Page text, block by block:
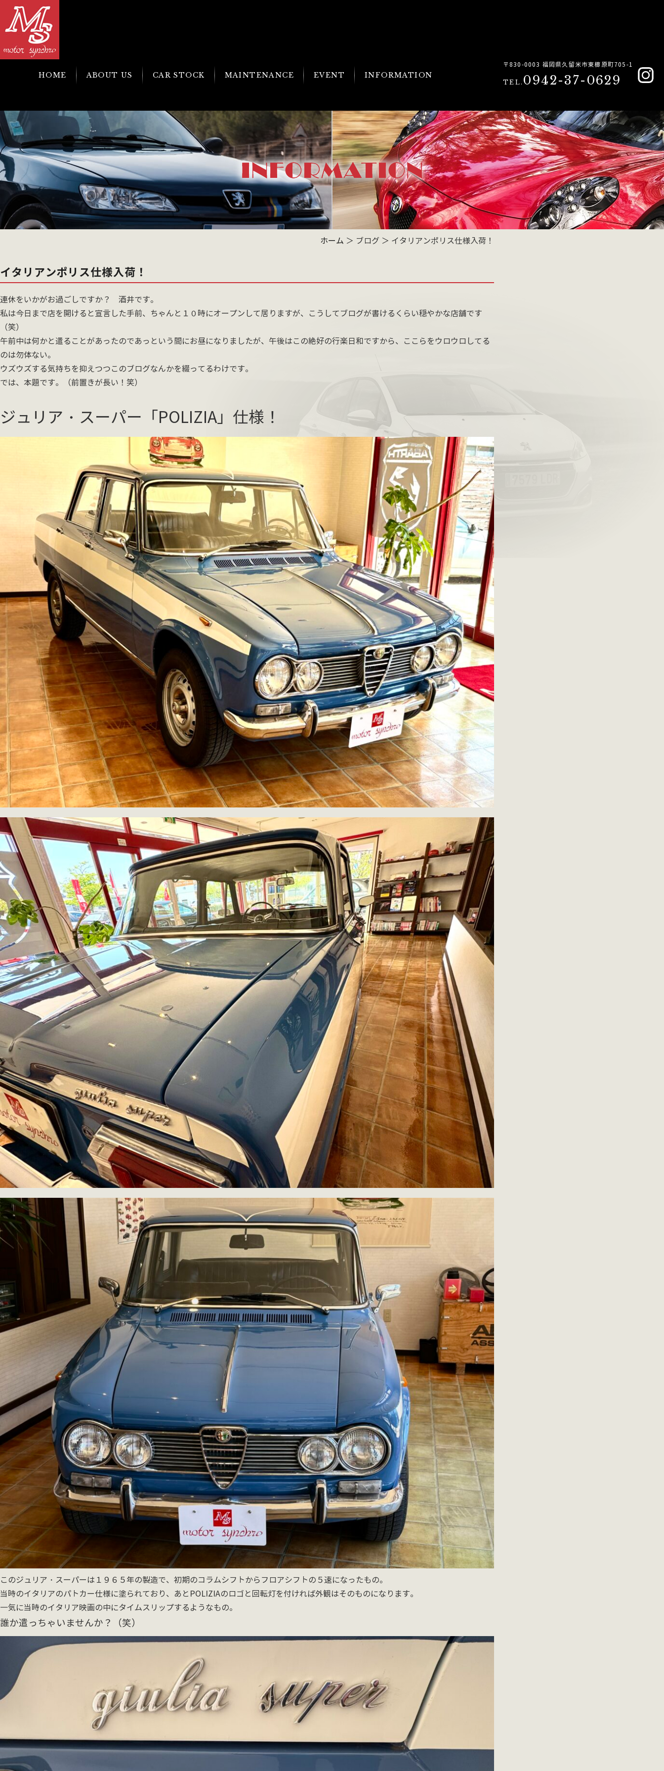
HOME ABOUT US CAR STOCK MAINTENANCE EVENT INFORMATION
〒830-0003 福岡県久留米市東櫛原町705-1
TEL. 0942-37-0629
ホーム ＞ ブログ ＞ イタリアンポリス仕様入荷！
イタリアンポリス仕様入荷！
連休をいかがお過ごしですか？ 酒井です。
私は今日まで店を開けると宣言した手前、ちゃんと１０時にオープンして居りますが、こうしてブログが書けるくらい穏やかな店舗です
（笑）
午前中は何かと遣ることがあったのであっという間にお昼になりましたが、午後はこの絶好の行楽日和ですから、ここらをウロウロしてる
のは勿体ない。
ウズウズする気持ちを抑えつつこのブログなんかを綴ってるわけです。
では、本題です。（前置きが長い！笑）
ジュリア・スーパー「POLIZIA」仕様！
このジュリア・スーパーは１９６５年の製造で、初期のコラムシフトからフロアシフトの５速になったもの。
当時のイタリアのパトカー仕様に塗られており、あとPOLIZIAのロゴと回転灯を付ければ外観はそのものになります。
一気に当時のイタリア映画の中にタイムスリップするようなもの。
誰か遣っちゃいませんか？（笑）